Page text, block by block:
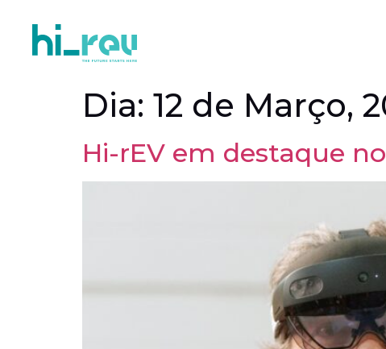
Dia: 12 de Março,
Hi-rEV em destaque